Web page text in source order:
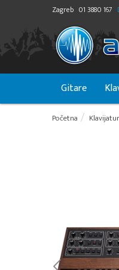
Zagreb 01 3880 167
Gitare
Početna